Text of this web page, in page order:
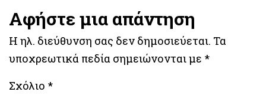
Αφήστε μια απάντηση
Η ηλ. διεύθυνση σας δεν δημοσιεύεται. Τα
υποχρεωτικά πεδία σημειώνονται με *
Σχόλιο *